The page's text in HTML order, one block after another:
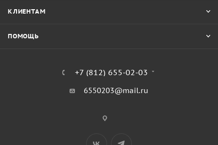
КЛИЕНТАМ
ПОМОЩЬ
+7 (812) 655-02-03
6550203@mail.ru